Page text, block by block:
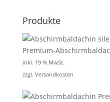
Produkte
Premium-
inkl. 19 % MwSt.
zzgl. Versandkosten